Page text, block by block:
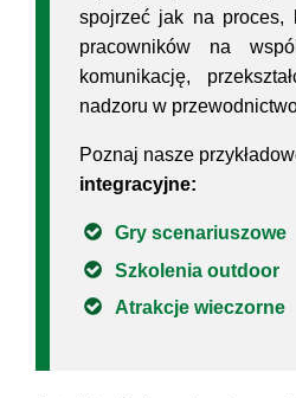
spojrzeć jak na proces,
pracowników na
komunikację,
nadzoru w
Poznaj nasze
integracyjne:
Gry scenariuszowe
Szkolenia outdoor
Atrakcje wieczorne